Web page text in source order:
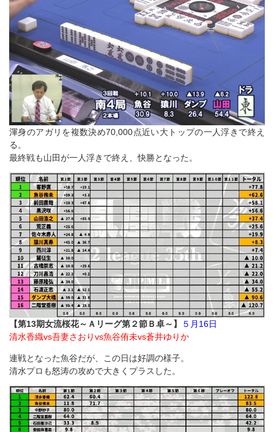
渾身のアガリを複数決め70,000点近い大トップの一人浮きで終え
る。
最終戦も山田が一人浮きで終え、快勝となった。
【第13期女流桜花～Ａリーグ第２節Ｂ卓～】
５月16日
清水香織vs吾妻さおりvs魚谷侑未vs蒼井ゆりか
連戦となった魚谷だが、この日は好調の様子。
清水プロも怒涛の攻めで大きくプラスした。